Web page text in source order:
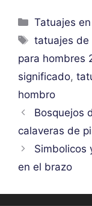
Categorías
Tatuajes
Etiquetas
tatuajes de
para hombres
significado,
hombro
Bosquejos
calaveras de
Simbolicos
en el brazo